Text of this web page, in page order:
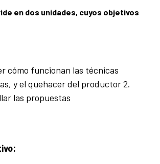
en dos unidades, cuyos objetivos
cómo funcionan las técnicas
y el quehacer del productor 2.
las propuestas